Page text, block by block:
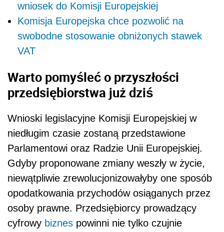
wniosek do Komisji Europejskiej
Komisja Europejska chce pozwolić na
swobodne stosowanie obniżonych stawek
VAT
Warto pomyśleć o przyszłości
przedsiębiorstwa już dziś
Wnioski legislacyjne Komisji Europejskiej w
niedługim czasie zostaną przedstawione
Parlamentowi oraz Radzie Unii Europejskiej.
Gdyby proponowane zmiany weszły w życie,
niewątpliwie zrewolucjonizowałyby one sposób
opodatkowania przychodów osiąganych przez
osoby prawne. Przedsiębiorcy prowadzący
cyfrowy biznes powinni nie tylko czujnie